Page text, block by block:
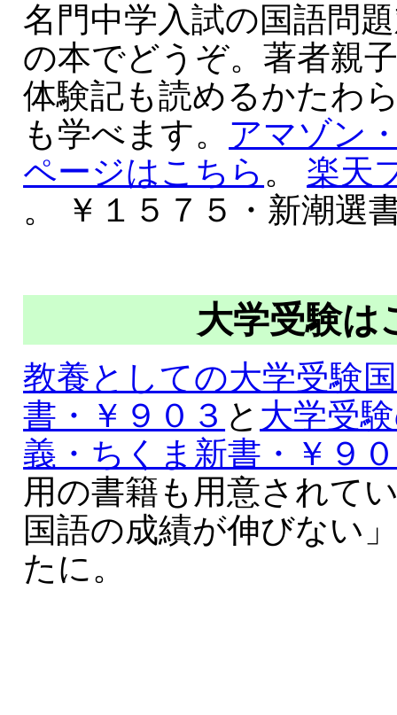
名門中学入試の国語問
の本でどうぞ。著者親
体験記も読めるかたわ
も学べます。 アマゾン
ページはこちら 。 楽天
。 ￥１５７５・新潮選
大学受験は
教養としての大学受験
書・￥９０３ と 大学受
義・ちくま新書・￥９
用の書籍も用意されて
国語の成績が伸びない
たに。